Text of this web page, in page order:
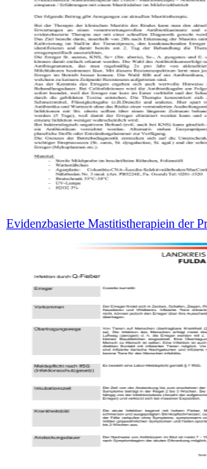
Evidenzbasierte Mastitistherapiein der